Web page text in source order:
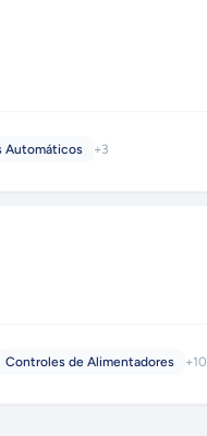
Automáticos +3
Controles de Alimentadores +10